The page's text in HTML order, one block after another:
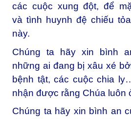
các cuộc xung đột, để
và tình huynh đệ chiếu
này.
Chúng ta hãy xin bình
những ai đang bị xâu xé
bệnh tật, các cuộc chia
nhận được rằng Chúa luôn
Chúng ta hãy xin bình an